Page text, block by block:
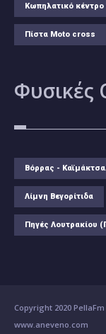
Κωπηλατικό κέντρο
Πίστα Moto cross
Φυσικές
Βόρρας -
Λίμνη Βεγορίτιδα
Πηγές Λουτρακίου
Copyright 2020 PellaFm
www.aneveno.com